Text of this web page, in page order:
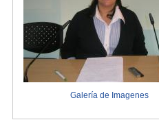
Galería de Imagenes